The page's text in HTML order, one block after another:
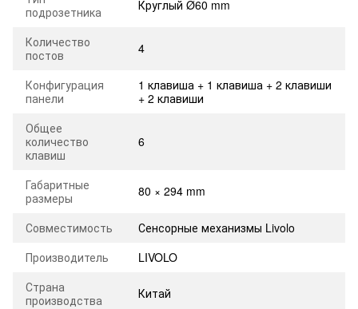
подрозетника
Круглый Ø60 mm
Количество
постов
4
Конфигурация
панели
1 клавиша + 1 клавиша + 2 клавиши
+ 2 клавиши
Общее
количество
клавиш
6
Габаритные
размеры
80 × 294 mm
Совместимость
Сенсорные механизмы Livolo
Производитель
LIVOLO
Страна
производства
Китай